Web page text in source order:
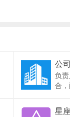
公
负
合
星